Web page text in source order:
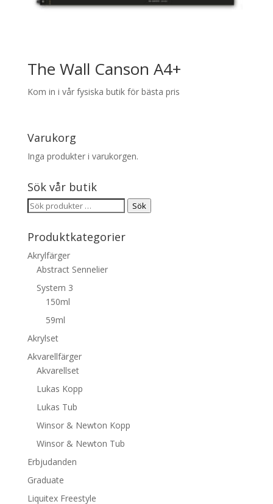
The Wall Canson A4+
Kom in i vår fysiska butik för bästa pris
Varukorg
Inga produkter i varukorgen.
Sök vår butik
Sök
Sök
Produktkategorier
Akrylfärger
Abstract Sennelier
System 3
150ml
59ml
Akrylset
Akvarellfärger
Akvarellset
Lukas Kopp
Lukas Tub
Winsor & Newton Kopp
Winsor & Newton Tub
Erbjudanden
Graduate
Liquitex Freestyle